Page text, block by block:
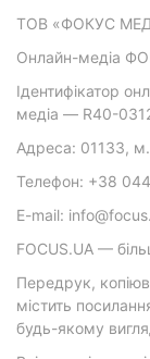
ТОВ «ФОКУС
Онлайн-медіа
Ідентифікатор
медіа — R40-
Адреса: 01133, м.
Телефон: +38
E-mail:
FOCUS.UA —
Передрук,
містить
будь-якому